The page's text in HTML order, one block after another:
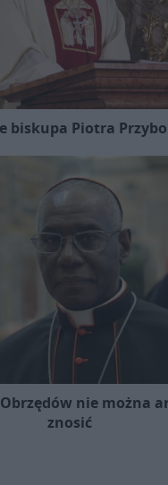
biskupa Piotra
nie można
znosić